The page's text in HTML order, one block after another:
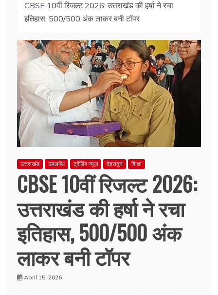
CBSE 10वीं रिजल्ट 2026: उत्तराखंड की हर्षा ने रचा
इतिहास, 500/500 अंक लाकर बनी टॉपर
उत्तराखंड उपलब्धि ट्रेंडिंग न्यूज़ देहरादून शिक्षा
CBSE 10वीं रिजल्ट 2026:
उत्तराखंड की हर्षा ने रचा
इतिहास, 500/500 अंक
लाकर बनी टॉपर
April 15, 2026